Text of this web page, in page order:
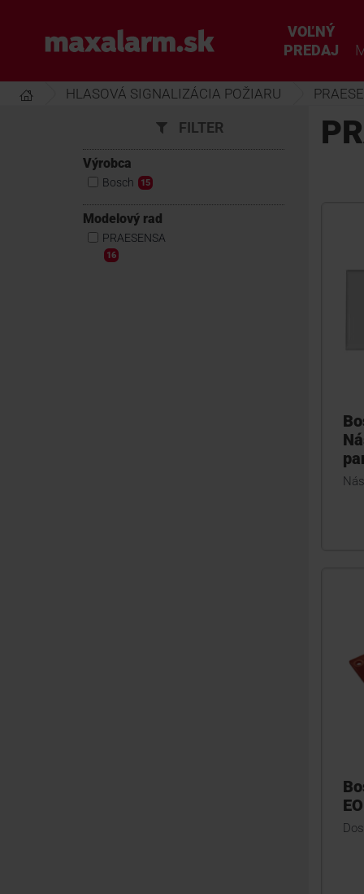
hlavnému
www.maxalarm.sk
VOĽNÝ
PREDAJ
HLASOVÁ SIGNALIZÁCIA POŽIARU
FILTER
Výrobca
Bosch 15
Modelový rad
PRAESENSA
16